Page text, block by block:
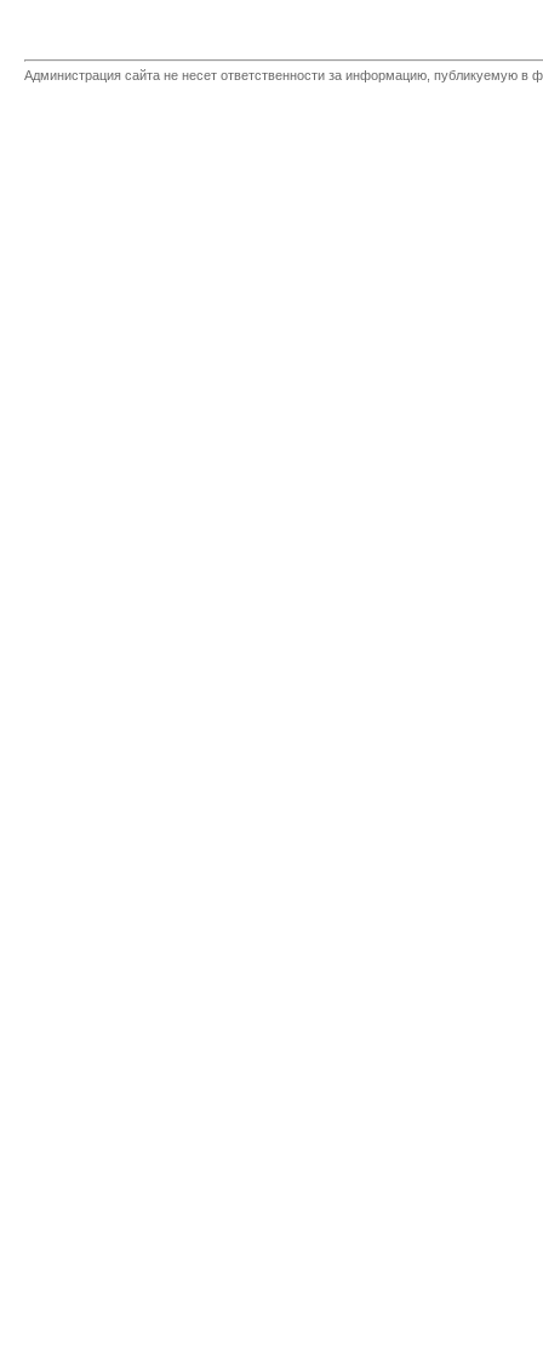
Администрация сайта не несет ответственности за информацию, публикуемую